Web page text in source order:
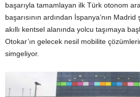
başarıyla tamamlayan ilk Türk otonom
başarısının ardından İspanya’nın
akıllı kentsel alanında yolcu taşımaya
Otokar’ın gelecek nesil mobilite
simgeliyor.